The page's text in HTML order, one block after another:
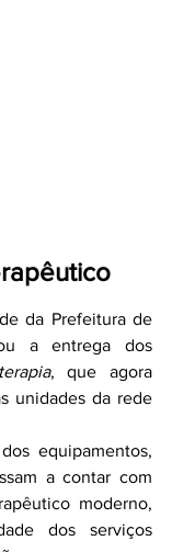
da Prefeitura de
a entrega dos
, que agora
unidades da rede
equipamentos,
a contar com
moderno,
dos serviços